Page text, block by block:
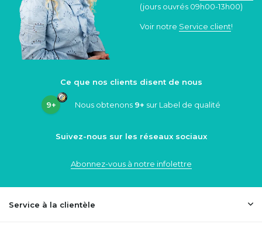
(jours ouvrés 09h00-13h00)
Voir notre Service client!
Ce que nos clients disent de nous
9+ Nous obtenons 9+ sur Label de qualité
Suivez-nous sur les réseaux sociaux
Abonnez-vous à notre infolettre
Service à la clientèle